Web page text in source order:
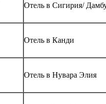
Отель в Сигирия/
Отель в Канди
Отель в Нувара Элия